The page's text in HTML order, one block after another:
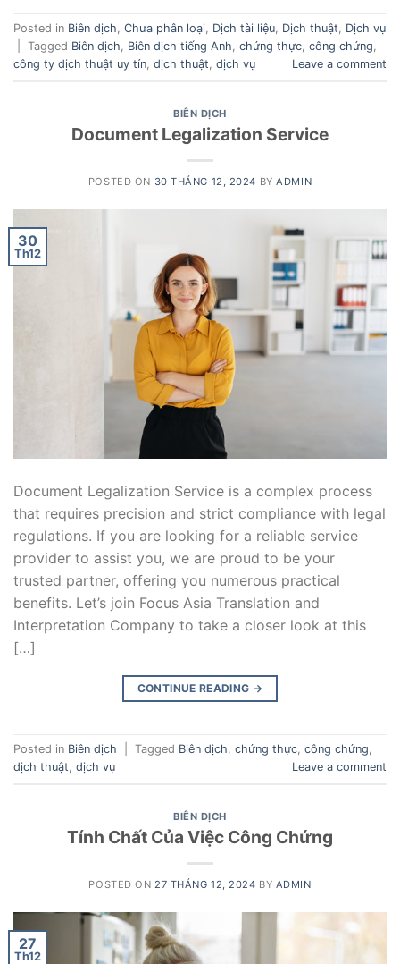
Posted in Biên dịch Chưa phân loại Dịch tài liệu Dịch thuật
Dịch vụ
Tagged Biên dịch Biên dịch tiếng Anh chứng thực công chứng
công ty dịch thuật uy tín dịch thuật dịch vụ Leave a comment
BIÊN DỊCH
Document Legalization Service
POSTED ON 30 THÁNG 12, 2024 BYADMIN
30
Th12
Document Legalization Service is a complex process
that requires precision and strict compliance with legal
regulations. If you are looking for a reliable service
provider to assist you, we are proud to be your
trusted partner, offering you numerous practical
benefits. Let’s join Focus Asia Translation and
Interpretation Company to take a closer look at this
[…]
CONTINUE READING →
Posted in Biên dịch Tagged Biên dịch, chứng thực, công chứng,
dịch thuật, dịch vụ Leave a comment
BIÊN DỊCH
Tính Chất Của Việc Công Chứng
POSTED ON 27 THÁNG 12, 2024 BY ADMIN
27
Th12